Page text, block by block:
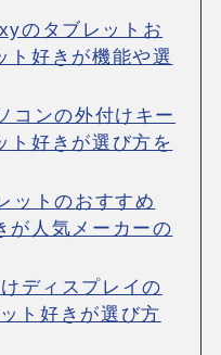
のタブレットお
ト好きが機能や選
コンの外付けキー
ト好きが選び方を
ットのおすすめ
が人気メーカーの
ディスプレイの
ト好きが選び方